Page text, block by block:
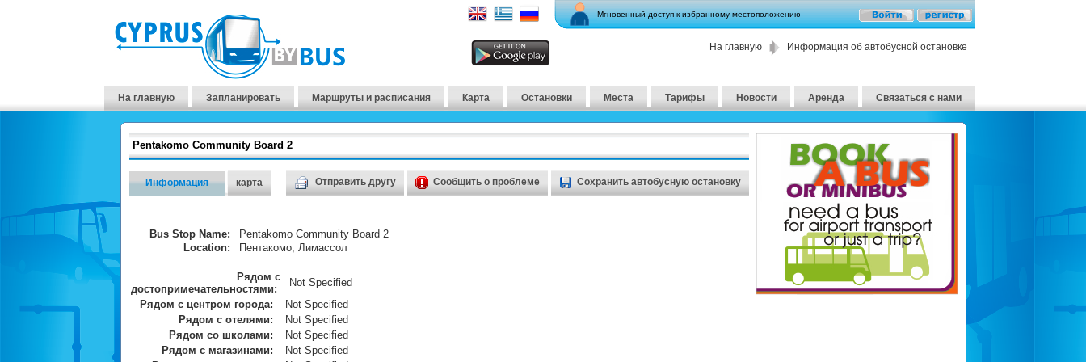
Мгновенный доступ к избранному местоположению
На главную Информация об автобусной остановке
На главную Запланировать Маршруты и расписания Карта Остановки Места Тарифы Новости Аренда Связаться с нами
Pentakomo Community Board 2
Информация карта Отправить другу Сообщить о проблеме Сохранить автобусную остановку
Bus Stop Name:
Pentakomo Community Board 2
Location:
Пентакомо, Лимассол
Рядом с
достопримечательностями:
Not Specified
Рядом с центром города:
Not Specified
Рядом с отелями:
Not Specified
Рядом со школами:
Not Specified
Рядом с магазинами:
Not Specified